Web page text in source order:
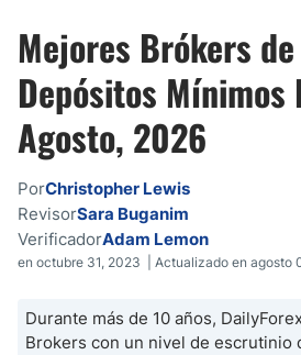
Ventajas y Desventajas de los Depósitos
¿Cuál es el Depósito Mínimo Recomendado?
¿Por Qué el Depósito Mínimo no es lo Único
Mejores Brókers
Depósitos Mínimos
Agosto, 2026
PorChristopher Lewis
RevisorSara Buganim
VerificadorAdam Lemon
en octubre 31, 2023 | Actualizado en agosto
Durante más de 10 años,
Brokers con un nivel de escrutinio